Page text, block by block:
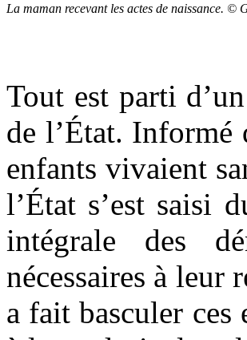
La maman recevant les actes de naissance. ©
Tout est parti
de l’État. Informé
enfants vivaient
l’État s’est saisi
intégrale des
nécessaires à leur
a fait basculer ces